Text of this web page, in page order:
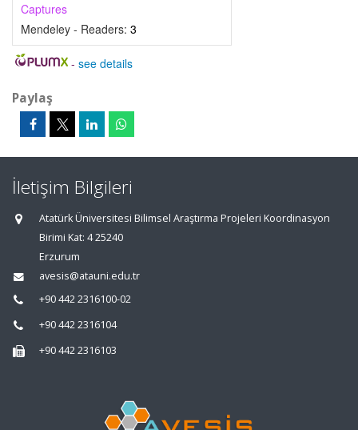
Captures
Mendeley - Readers: 3
- see details
Paylaş
İletişim Bilgileri
Atatürk Üniversitesi Bilimsel Araştırma Projeleri Koordinasyon
Birimi Kat: 4 25240
Erzurum
avesis@atauni.edu.tr
+90 442 2316100-02
+90 442 2316104
+90 442 2316103